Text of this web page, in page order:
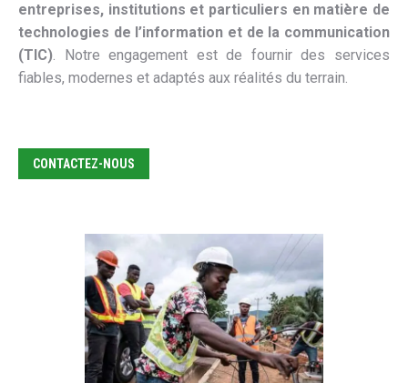
entreprises, institutions et particuliers en matière de
technologies de l’information et de la communication
(TIC). Notre engagement est de fournir des services
fiables, modernes et adaptés aux réalités du terrain.
CONTACTEZ-NOUS